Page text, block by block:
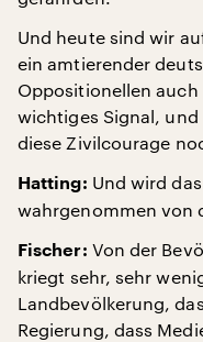
Und heute sind wir
ein amtierender
Oppositionellen
wichtiges Signal,
diese Zivilcourage
Hatting: Und wird
wahrgenommen von
Fischer: Von der
kriegt sehr, sehr
Landbevölkerung,
Regierung, dass